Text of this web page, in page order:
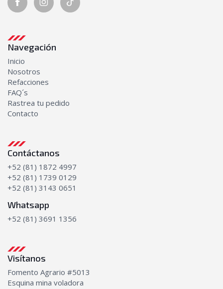
Navegación
Inicio
Nosotros
Refacciones
FAQ´s
Rastrea tu pedido
Contacto
Contáctanos
+52 (81) 1872 4997
+52 (81) 1739 0129
+52 (81) 3143 0651
Whatsapp
+52 (81) 3691 1356
Visítanos
Fomento Agrario #5013
Esquina mina voladora